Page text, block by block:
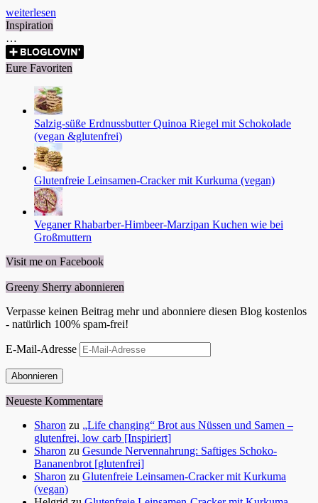
weiterlesen
Inspiration
…
Eure Favoriten
Salzig-süße Erdnussbutter Quinoa Riegel mit Schokolade
(vegan &glutenfrei)
Glutenfreie Leinsamen-Cracker mit Kurkuma (vegan)
Veganer Rhabarber-Himbeer-Marzipan Kuchen wie bei
Großmuttern
Visit me on Facebook
Greeny Sherry abonnieren
Verpasse keinen Beitrag mehr und abonniere diesen Blog kostenlos
- natürlich 100% spam-frei!
E-Mail-Adresse
Abonnieren
Neueste Kommentare
Sharon zu „Life changing“ Brot aus Nüssen und Samen –
glutenfrei, low carb [Inspiriert]
Sharon zu Gesunde Nervennahrung: Saftiges Schoko-
Bananenbrot [glutenfrei]
Sharon zu Glutenfreie Leinsamen-Cracker mit Kurkuma
(vegan)